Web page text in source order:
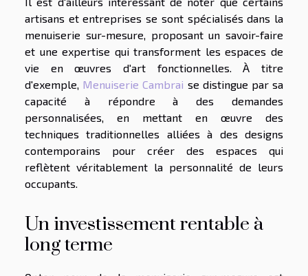
artisans et entreprises se sont spécialisés dans la
menuiserie sur-mesure, proposant un savoir-faire
et une expertise qui transforment les espaces de
vie en œuvres d'art fonctionnelles. À titre
d'exemple, Menuiserie Cambrai se distingue par sa
capacité à répondre à des demandes
personnalisées, en mettant en œuvre des
techniques traditionnelles alliées à des designs
contemporains pour créer des espaces qui
reflètent véritablement la personnalité de leurs
occupants.
Un investissement rentable à
long terme